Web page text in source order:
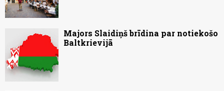
Majors Slaidiņš brīdina par notiekošo
Baltkrievijā